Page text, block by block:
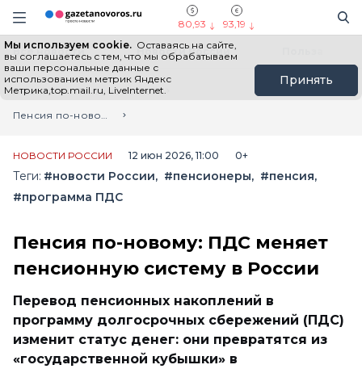
Информационный портал "ГазетаНоворос.ру"
Навигация сайта
80,93 93,19
Мы используем cookie. Оставаясь на сайте,
вы соглашаетесь с тем, что мы обрабатываем
ваши персональные данные с
использованием метрик Яндекс
Метрика,top.mail.ru, LiveInternet.
Принять
Все новости Новости России
Главная
Лента новостей
Пенсия по-новому: ПДС меняет пенсионную систему в России
НОВОСТИ РОССИИ 12 июн 2026, 11:00 0+
Теги: #новости России #пенсионеры
#пенсия
#программа ПДС
Пенсия по-новому: ПДС меняет
пенсионную систему в России
Перевод пенсионных накоплений в
программу долгосрочных сбережений (ПДС)
изменит статус денег: они превратятся из
«государственной кубышки» в